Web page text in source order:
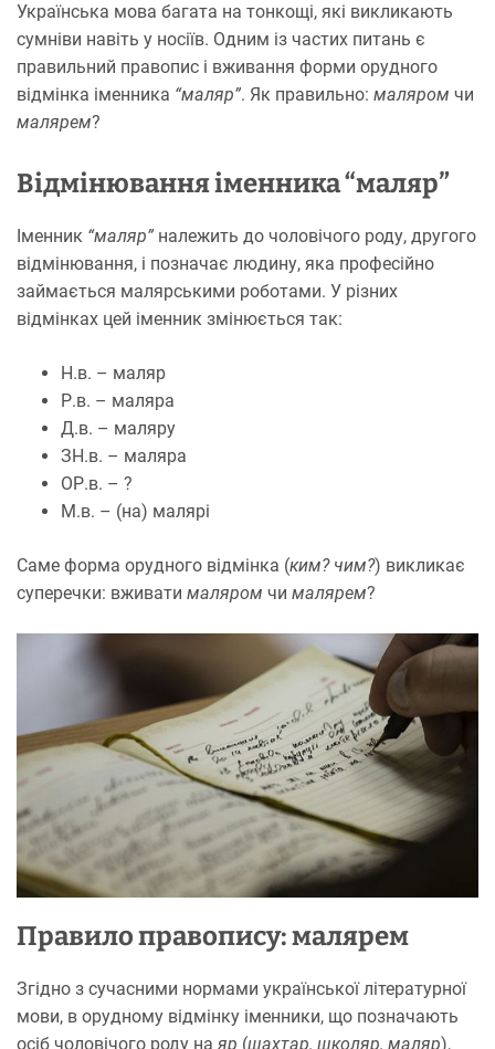
Українська мова багата на тонкощі, які викликають
сумніви навіть у носіїв. Одним із частих питань є
правильний правопис і вживання форми орудного
відмінка іменника “маляр”. Як правильно: маляром чи
малярем?
Відмінювання іменника “маляр”
Іменник “маляр” належить до чоловічого роду, другого
відмінювання, і позначає людину, яка професійно
займається малярськими роботами. У різних
відмінках цей іменник змінюється так:
Н.в. – маляр
Р.в. – маляра
Д.в. – маляру
ЗН.в. – маляра
ОР.в. – ?
М.в. – (на) малярі
Саме форма орудного відмінка (ким? чим?) викликає
суперечки: вживати маляром чи малярем?
Правило правопису: малярем
Згідно з сучасними нормами української літературної
мови, в орудному відмінку іменники, що позначають
осіб чоловічого роду на яр (шахтар, школяр, маляр),